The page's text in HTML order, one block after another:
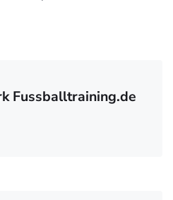
Fussballtraining.de